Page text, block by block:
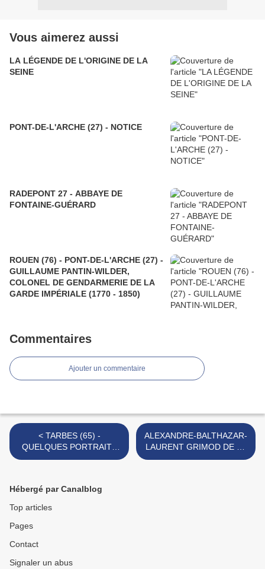
Vous aimerez aussi
LA LÉGENDE DE L'ORIGINE DE LA
SEINE
PONT-DE-L'ARCHE (27) - NOTICE
RADEPONT 27 - ABBAYE DE
FONTAINE-GUÉRARD
ROUEN (76) - PONT-DE-L'ARCHE (27) -
GUILLAUME PANTIN-WILDER,
COLONEL DE GENDARMERIE DE LA
GARDE IMPÉRIALE (1770 - 1850)
Commentaires
Ajouter un commentaire
< TARBES (65) -
QUELQUES PORTRAITS
DE BERTRAND BARÈRE
ALEXANDRE-BALTHAZAR-
LAURENT GRIMOD DE LA
REYNIÈRE (1758-1837) -
Hébergé par Canalblog
Top articles
Pages
Contact
Signaler un abus